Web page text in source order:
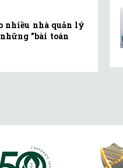
nhiều nhà quản lý
"bài toán